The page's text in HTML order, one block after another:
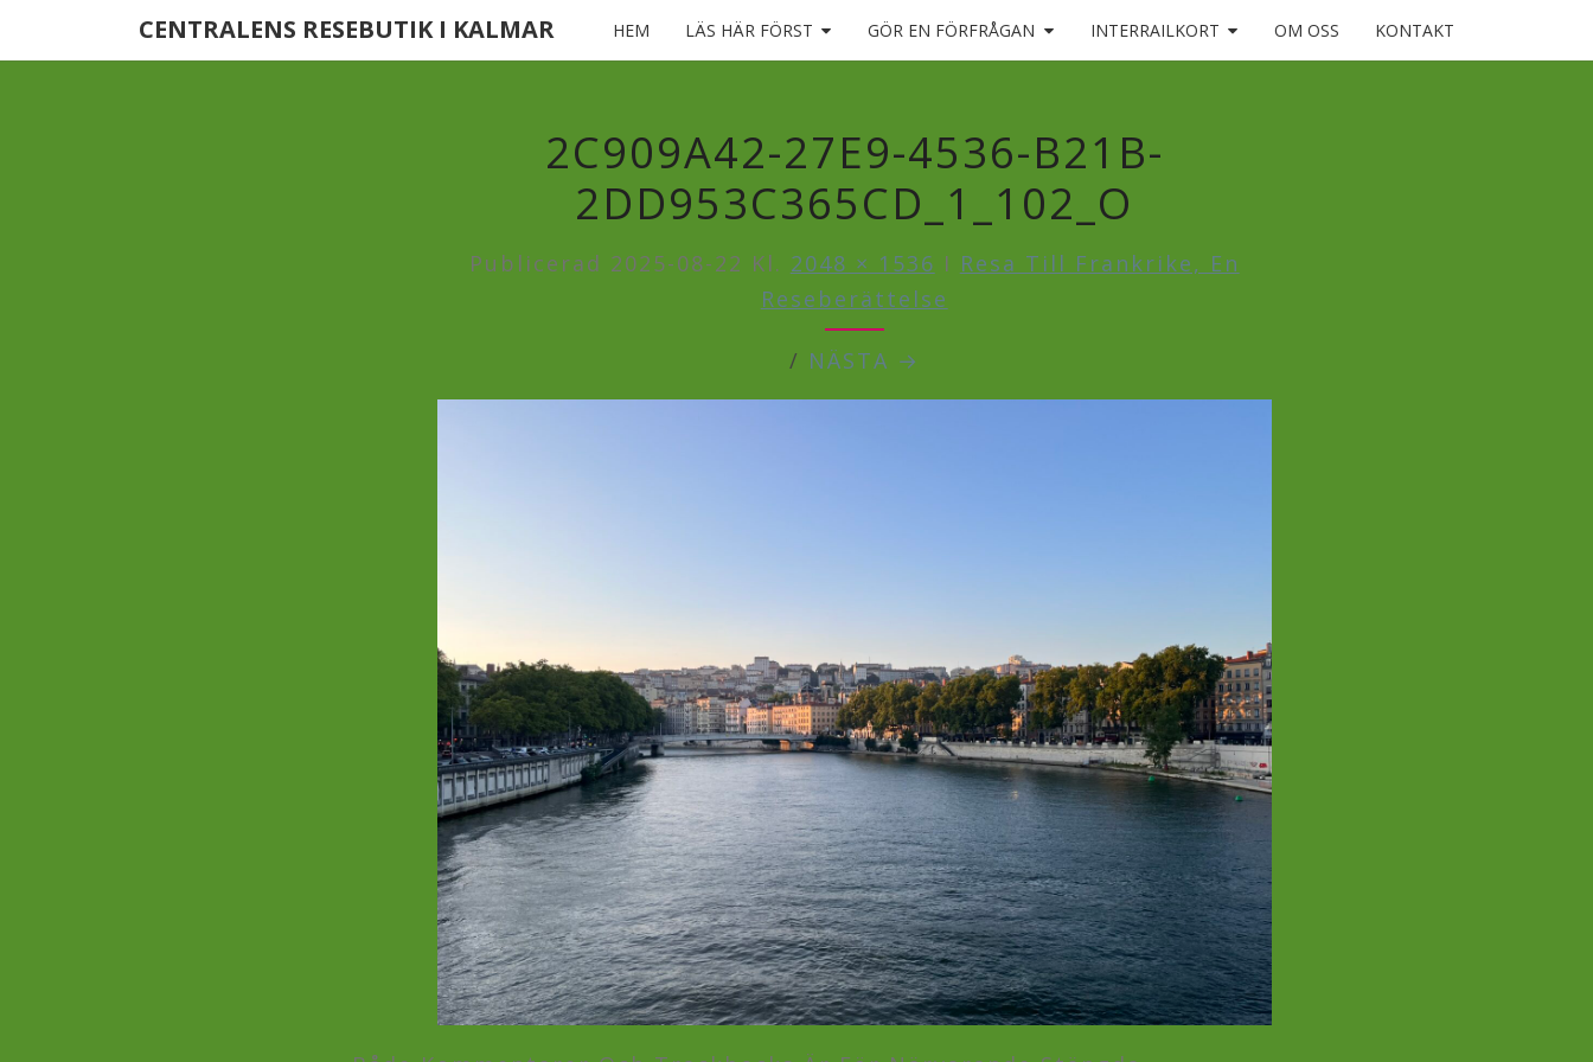
CENTRALENS RESEBUTIK I KALMAR HEM LÄS HÄR FÖRST GÖR EN FÖRFRÅGAN INTERRAILKORT OM OSS KONTAKT
2C909A42-27E9-4536-B21B-
2DD953C365CD_1_102_O
Publicerad 2025-08-22 Kl. 2048 × 1536 I Resa Till Frankrike, En
Reseberättelse
/ NÄSTA →